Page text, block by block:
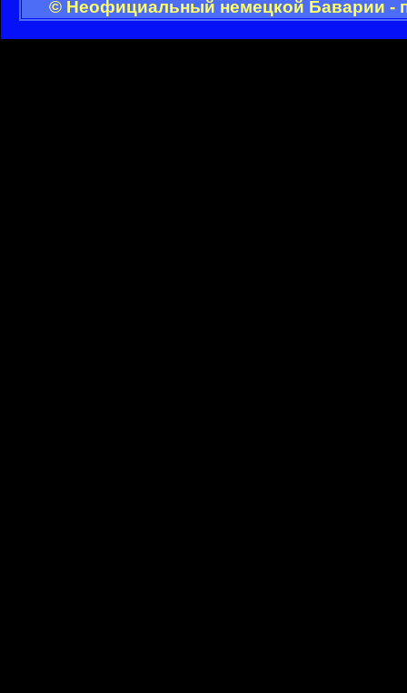
© Неофициальный немецкой Баварии -